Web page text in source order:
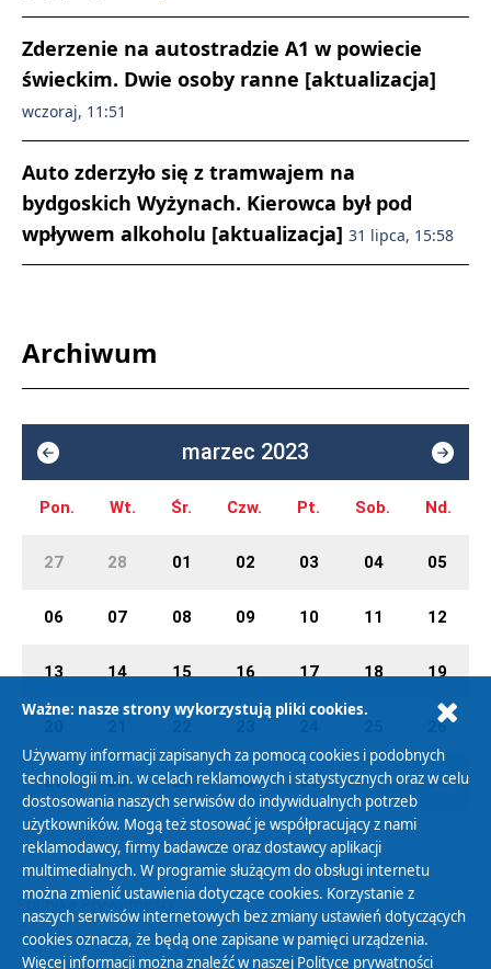
Zderzenie na autostradzie A1 w powiecie
świeckim. Dwie osoby ranne [aktualizacja]
wczoraj, 11:51
Auto zderzyło się z tramwajem na
bydgoskich Wyżynach. Kierowca był pod
wpływem alkoholu [aktualizacja] 31 lipca, 15:58
Archiwum
marzec 2023
Pon. Wt. Śr. Czw. Pt. Sob. Nd.
27 28 01 02 03 04 05
06 07 08 09 10 11 12
13 14 15 16 17 18 19
26
27 28 29 30 31 01 02
Polityka Prywatności
Zasady korzystania z Serwisu
Ważne: nasze strony wykorzystują pliki cookies.
Używamy informacji zapisanych za pomocą cookies i podobnych
technologii m.in. w celach reklamowych i statystycznych oraz w celu
dostosowania naszych serwisów do indywidualnych potrzeb
użytkowników. Mogą też stosować je współpracujący z nami
reklamodawcy, firmy badawcze oraz dostawcy aplikacji
multimedialnych. W programie służącym do obsługi internetu
można zmienić ustawienia dotyczące cookies. Korzystanie z
naszych serwisów internetowych bez zmiany ustawień dotyczących
cookies oznacza, że będą one zapisane w pamięci urządzenia.
Więcej informacji można znaleźć w naszej Polityce prywatności